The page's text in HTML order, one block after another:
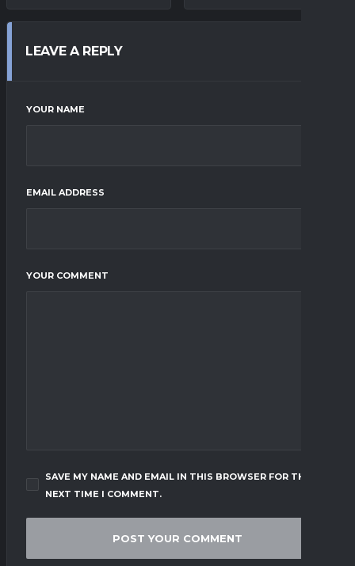
LEAVE A REPLY
YOUR NAME
EMAIL ADDRESS
YOUR COMMENT
SAVE MY NAME AND EMAIL IN THIS BROWSER FOR THE
NEXT TIME I COMMENT.